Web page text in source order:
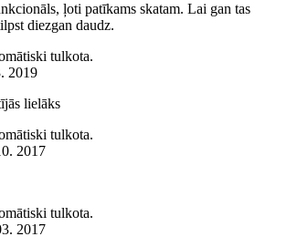
ļoti patīkams skatam. Lai gan tas
diezgan daudz.
tulkota.
2019
lielāks
tulkota.
2017
tulkota.
2017